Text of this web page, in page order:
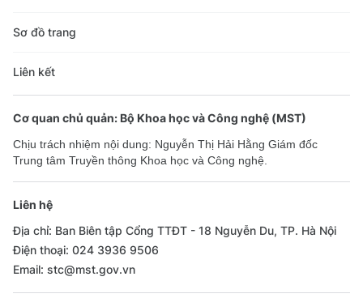
Sơ đồ trang
Liên kết
Cơ quan chủ quản: Bộ Khoa học và Công nghệ (MST)
Chịu trách nhiệm nội dung: Nguyễn Thị Hải Hằng Giám đốc
Trung tâm Truyền thông Khoa học và Công nghệ.
Liên hệ
Địa chỉ: Ban Biên tập Cổng TTĐT - 18 Nguyễn Du, TP. Hà Nội
Điện thoại: 024 3936 9506
Email: stc@mst.gov.vn